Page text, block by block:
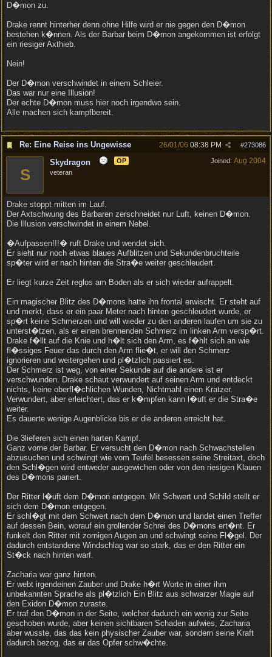
D�mon zu.
Drake rennt hinterher denn ohne Hilfe wird er nie gegen den D�mon
bestehen k�nnen. Als der Barbar beim D�mon angekommen ist erfolgt
ein riesiger Axthieb.
Nein!
Der D�mon verschwindet in einem Schleier.
Das war nur eine Illusion!
Der echte D�mon muss hier noch irgendwo sein.
Alle machen sich kampfbereit.
Re: Eine Reise ins Ungewisse #273086
26/01/06 08:38 PM
Joined: Aug 2004
S
Skydragon
OP
veteran
Drake stoppt mitten im Lauf.
Der Axtschwung des Barbaren zerschneidet nur Luft, keinen D�mon.
Die Illusion verschwindet in einem Nebel.
�Aufpassen!!!� ruft Drake und wendet sich.
Er sieht nur noch etwas blaues Aufblitzen und Sekundenbruchteile
sp�ter wird er nach hinten die Stra�e weiter geschleudert.
Er liegt kurze Zeit reglos am Boden als er sich wieder aufrappelt.
Ein magischer Blitz des D�mons hatte ihn frontal erwischt. Er steht auf
und merkt, dass er ein paar Meter nach hinten geschleudert wurde, er
sp�rt keine Schmerzen und will wieder zu den anderen laufen um sie zu
unterst�tzen, als er einen brennenden Schmerz im linken Arm versp�rt.
Drake f�llt auf die Knie und h�lt sich den Arm, es f�hlt sich an wie
fl�ssiges Feuer das durch den Arm flie�t, er will den Schmerz
ignorieren und weitergehen und pl�tzlich passiert es.
Der Schmerz ist weg, von einer Sekunde auf die andere ist er
verschwunden. Drake schaut verwundert auf seinen Arm und entdeckt
nichts, keine oberfl�chlichen Wunden, Nichtmahl einen Kratzer.
Verwundert, aber erleichtert, das er k�mpfen kann l�uft er die Stra�e
weiter.
Es dauerte wenige Augenblicke bis er die anderen erreicht hat.
Die 3lieferen sich einen harten Kampf.
Ganz vorne der Barbar. Er versucht den D�mon nach Schwachstellen
abzusuchen und schwingt wie vom Teufel besessen seine Streitaxt, doch
den Schl�gen wird entweder ausgewichen oder von den riesigen Klauen
des D�mons pariert.
Der Ritter l�uft dem D�mon entgegen. Mit Schwert und Schild stellt er
sich dem D�mon entgegen.
Er schl�gt mit dem Schwert nach dem D�mon und landet einen Treffer
auf dessen Bein, worauf ein grollender Schrei des D�mons ert�nt. Er
funkelt den Ritter mit zornigen Augen an und schwingt seine Fl�gel. Der
dadurch entstandene Windschlag war so stark, das er den Ritter ein
St�ck nach hinten warf.
Zacharia war ganz hinten.
Er webt irgendeinen Zauber und Drake h�rt Worte in einer ihm
unbekannten Sprache als pl�tzlich Ein Blitz aus schwarzer Magie auf
den Exidon D�mon zuraste.
Er traf den D�mon in der Seite, welcher dadurch ein wenig zur Seite
geschoben wurde, aber keinen sichtbaren Schaden aufwies, Zacharia
aber wusste, das das kein physischer Zauber war, sondern seine Kraft
dadurch bezog, das er das Opfer schw�chte.